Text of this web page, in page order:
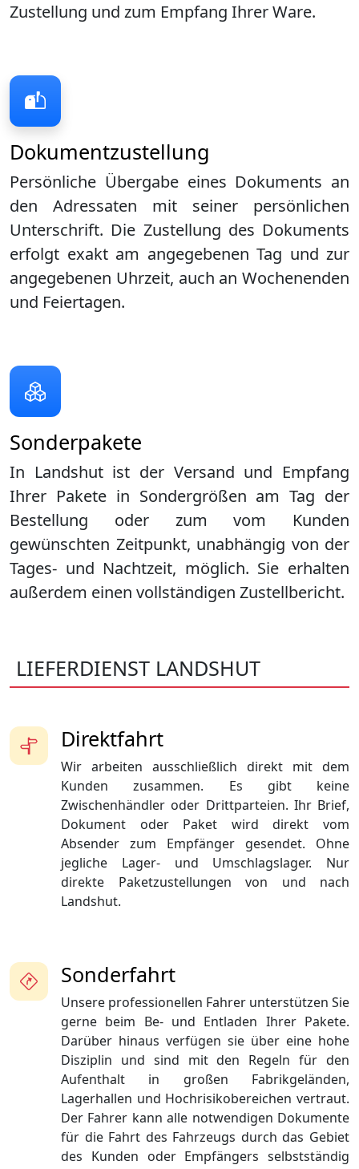
Dokumentzustellung
Persönliche Übergabe eines Dokuments an
den Adressaten mit seiner persönlichen
Unterschrift. Die Zustellung des Dokuments
erfolgt exakt am angegebenen Tag und zur
angegebenen Uhrzeit, auch an Wochenenden
und Feiertagen.
Zustellung und zum Empfang Ihrer Ware.
Sonderpakete
In Landshut ist der Versand und Empfang
Ihrer Pakete in Sondergrößen am Tag der
Bestellung oder zum vom Kunden
gewünschten Zeitpunkt, unabhängig von der
Tages- und Nachtzeit, möglich. Sie erhalten
außerdem einen vollständigen Zustellbericht.
LIEFERDIENST LANDSHUT
Sonderfahrt
Unsere professionellen Fahrer unterstützen Sie
gerne beim Be- und Entladen Ihrer Pakete.
Darüber hinaus verfügen sie über eine hohe
Disziplin und sind mit den Regeln für den
Aufenthalt in großen Fabrikgeländen,
Lagerhallen und Hochrisikobereichen vertraut.
Der Fahrer kann alle notwendigen Dokumente
für die Fahrt des Fahrzeugs durch das Gebiet
des Kunden oder Empfängers selbstständig
Direktfahrt
Wir arbeiten ausschließlich direkt mit dem
Kunden zusammen. Es gibt keine
Zwischenhändler oder Drittparteien. Ihr Brief,
Dokument oder Paket wird direkt vom
Absender zum Empfänger gesendet. Ohne
jegliche Lager- und Umschlagslager. Nur
direkte Paketzustellungen von und nach
Landshut.